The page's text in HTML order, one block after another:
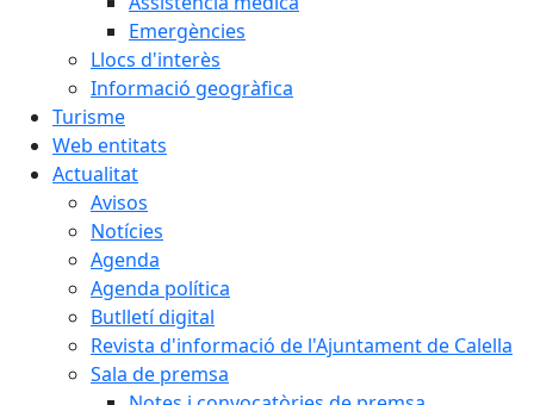
Emergències
Llocs d'interès
Informació geogràfica
Turisme
Web entitats
Actualitat
Avisos
Notícies
Agenda
Agenda política
Butlletí digital
Revista d'informació de l'Ajuntament de Calella
Sala de premsa